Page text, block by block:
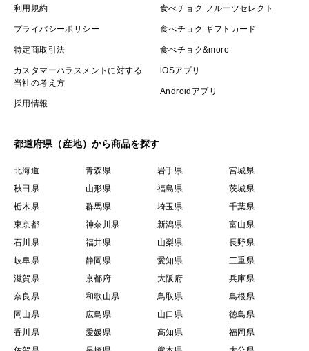
利用規約
プライバシーポリシー
特定商取引法
カスタマーハラスメントに対する
当社の考え方
採用情報
食べチョク フルーツセレクト
食べチョク ギフトカード
食べチョク&more
iOSアプリ
Androidアプリ
都道府県（産地）から商品を探す
北海道 青森県 岩手県
宮城県
秋田県
山形県 福島県
茨城県
栃木県
群馬県 埼玉県
千葉県
東京都
神奈川県 新潟県
富山県
石川県
福井県 山梨県
長野県
岐阜県
静岡県 愛知県
三重県
滋賀県
京都府 大阪府
兵庫県
奈良県
和歌山県 鳥取県
島根県
岡山県
広島県 山口県
徳島県
香川県
愛媛県 高知県
福岡県